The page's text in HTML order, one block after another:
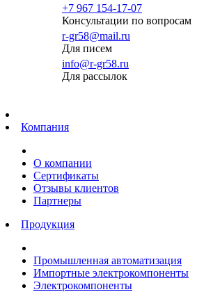
+7 967 154-17-07
Консультации по вопросам
r-gr58@mail.ru
Для писем
info@r-gr58.ru
Для рассылок
Компания
О компании
Сертификаты
Отзывы клиентов
Партнеры
Продукция
Промышленная автоматизация
Импортные электрокомпоненты
Электрокомпоненты